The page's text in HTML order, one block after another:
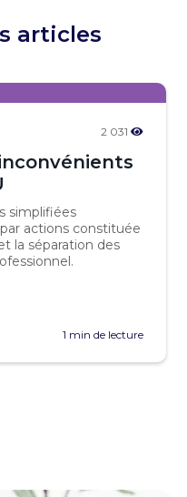
articles
2 031
simplifiées
actions constituée
la séparation des
1 min de lecture